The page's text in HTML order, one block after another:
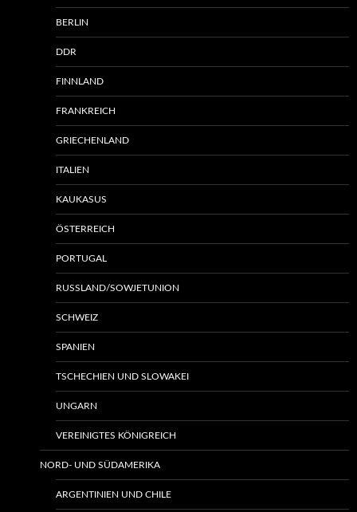
BERLIN
DDR
FINNLAND
FRANKREICH
GRIECHENLAND
ITALIEN
KAUKASUS
ÖSTERREICH
PORTUGAL
RUSSLAND/SOWJETUNION
SCHWEIZ
SPANIEN
TSCHECHIEN UND SLOWAKEI
UNGARN
VEREINIGTES KÖNIGREICH
NORD- UND SÜDAMERIKA
ARGENTINIEN UND CHILE